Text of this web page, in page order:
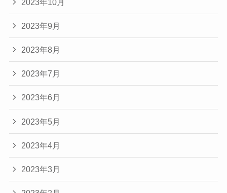
2023年9月
2023年8月
2023年7月
2023年6月
2023年5月
2023年4月
2023年3月